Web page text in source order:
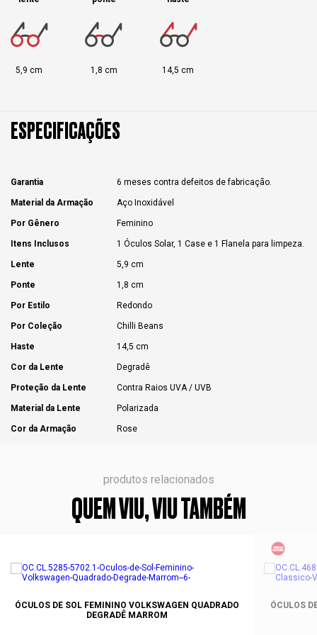
5,9 cm 1,8 cm 14,5 cm
ESPECIFICAÇÕES
Garantia 6 meses contra defeitos de fabricação.
Material da Armação Aço Inoxidável
Por Gênero Feminino
Itens Inclusos 1 Óculos Solar, 1 Case e 1 Flanela para limpeza.
Lente 5,9 cm
Ponte 1,8 cm
Por Estilo Redondo
Por Coleção Chilli Beans
Haste 14,5 cm
Cor da Lente Degradê
Proteção da Lente Contra Raios UVA / UVB
Material da Lente Polarizada
Cor da Armação Rose
produtos relacionados
QUEM VIU, VIU TAMBÉM
ÓCULOS DE SOL FEMININO VOLKSWAGEN QUADRADO
DEGRADÊ MARROM
ÓCULOS